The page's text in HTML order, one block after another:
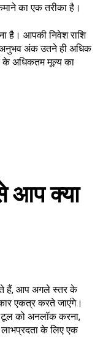
का एक तरीका है।
है। आपकी निवेश राशि
अनुभव अंक उतने ही अधिक
अधिकतम मूल्य का
क्या
हैं, आप अगले स्तर के
एकत्र करते जाएंगे।
को अनलॉक करना,
के लिए एक